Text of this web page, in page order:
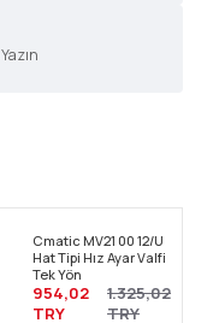
Cmatic MV21 00 12/U
Hat Tipi Hız Ayar Valfi
Tek Yön
954,02
TRY
1.325,02
TRY